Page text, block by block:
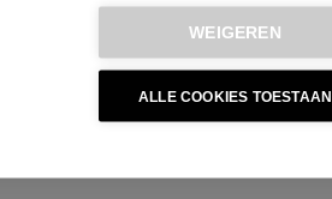
WEIGEREN
ALLE COOKIES TOESTAAN